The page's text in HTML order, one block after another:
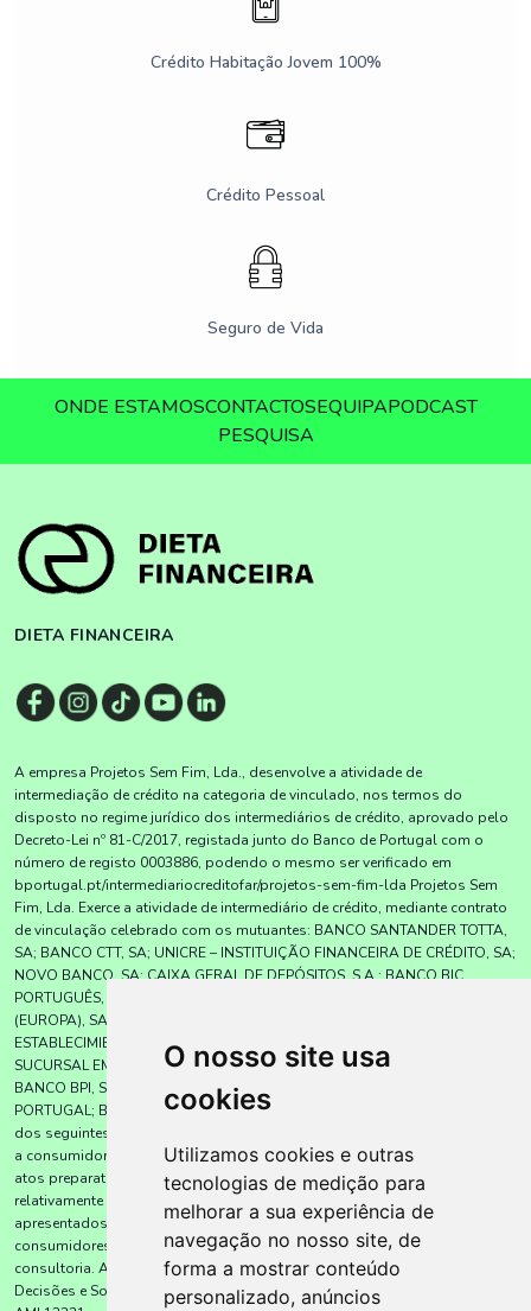
O nosso site usa
cookies
Utilizamos cookies e outras
tecnologias de medição para
melhorar a sua experiência de
navegação no nosso site, de
forma a mostrar conteúdo
personalizado, anúncios
Crédito Habitação Jovem 100%
Crédito Pessoal
Seguro de Vida
ONDE ESTAMOSCONTACTOSEQUIPAPODCAST
PESQUISA
DIETA FINANCEIRA
A empresa Projetos Sem Fim, Lda., desenvolve a atividade de
intermediação de crédito na categoria de vinculado, nos termos do
disposto no regime jurídico dos intermediários de crédito, aprovado pelo
Decreto-Lei nº 81-C/2017, registada junto do Banco de Portugal com o
número de registo 0003886, podendo o mesmo ser verificado em
bportugal.pt/intermediariocreditofar/projetos-sem-fim-lda Projetos Sem
Fim, Lda. Exerce a atividade de intermediário de crédito, mediante contrato
de vinculação celebrado com os mutuantes: BANCO SANTANDER TOTTA,
SA; BANCO CTT, SA; UNICRE – INSTITUIÇÃO FINANCEIRA DE CRÉDITO, SA;
NOVO BANCO, SA; CAIXA GERAL DE DEPÓSITOS, S.A.; BANCO BIC
PORTUGUÊS, SA; BNI – BANCO DE NEGÓCIOS INTERNACIONAL
(EUROPA), SA; UNION DE CRÉDITOS INMOBILIÁRIOS, S.A.,
ESTABLECIMIENTO FINANCIERO DE CRÉDITO (SOCIEDAD UNIPERSONAL) –
SUCURSAL EM PORTUGAL; BANKINTER, SA – SUCURSAL EM PORTUGAL;
BANCO BPI, SA; BNP PARIBAS PERSONAL FINANCE, S.A. – SUCURSAL EM
PORTUGAL; BANCO CETELEM, SA., sem exclusividade, para a prestação
dos seguintes serviços: apresentação ou proposta de contratos de crédito
a consumidores; assistência a consumidores, mediante a realização de
atos preparatórios ou de outros; trabalhos de gestão pré-contratual
relativamente a contratos de crédito que não tenham sido por si
apresentados ou propostos; celebração de contratos de crédito com
consumidores em nome dos mutuantes; e prestação de serviços de
consultoria. A empresa Projetos Sem Fim, Lda. tem a Lic. AMI 12231). A
Decisões e Soluções – Alenquer (Projetos sem Fim, Lda.), com a licença